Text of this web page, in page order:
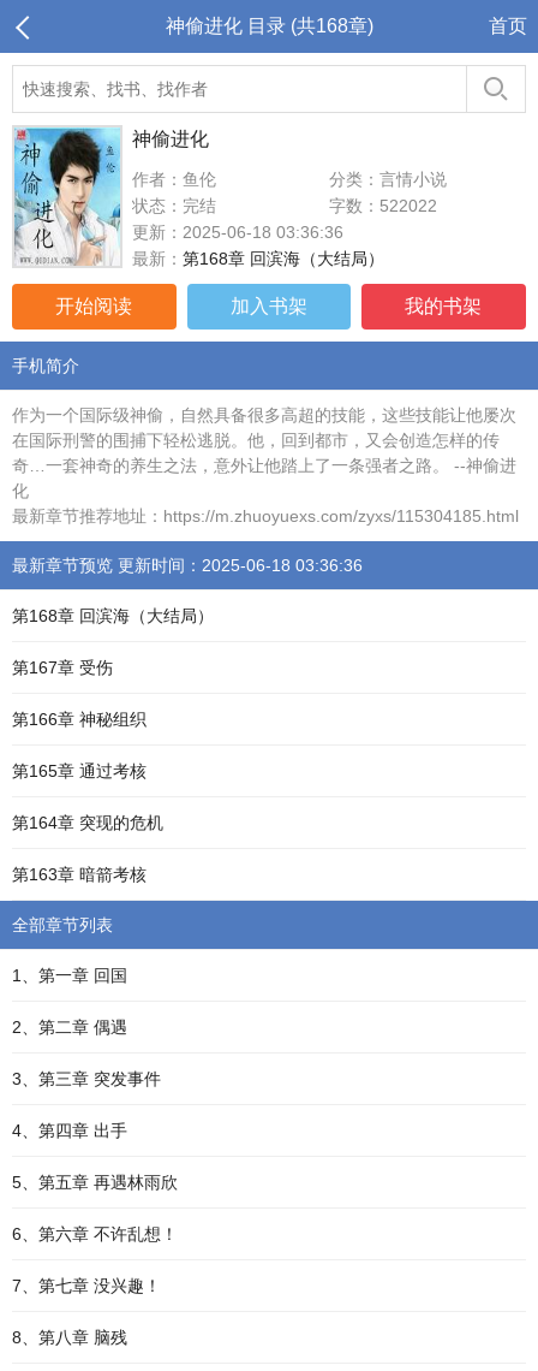
神偷进化 目录 (共168章) 首页
神偷进化
作者：鱼伦
分类：言情小说
状态：完结
字数：522022
更新：2025-06-18 03:36:36
最新： 第168章 回滨海（大结局）
开始阅读 加入书架 我的书架
手机简介
作为一个国际级神偷，自然具备很多高超的技能，这些技能让他屡次
在国际刑警的围捕下轻松逃脱。他，回到都市，又会创造怎样的传
奇…一套神奇的养生之法，意外让他踏上了一条强者之路。 --神偷进
化
最新章节推荐地址：https://m.zhuoyuexs.com/zyxs/115304185.html
最新章节预览 更新时间：2025-06-18 03:36:36
第168章 回滨海（大结局）
第167章 受伤
第166章 神秘组织
第165章 通过考核
第164章 突现的危机
第163章 暗箭考核
全部章节列表
1、第一章 回国
2、第二章 偶遇
3、第三章 突发事件
4、第四章 出手
5、第五章 再遇林雨欣
6、第六章 不许乱想！
7、第七章 没兴趣！
8、第八章 脑残